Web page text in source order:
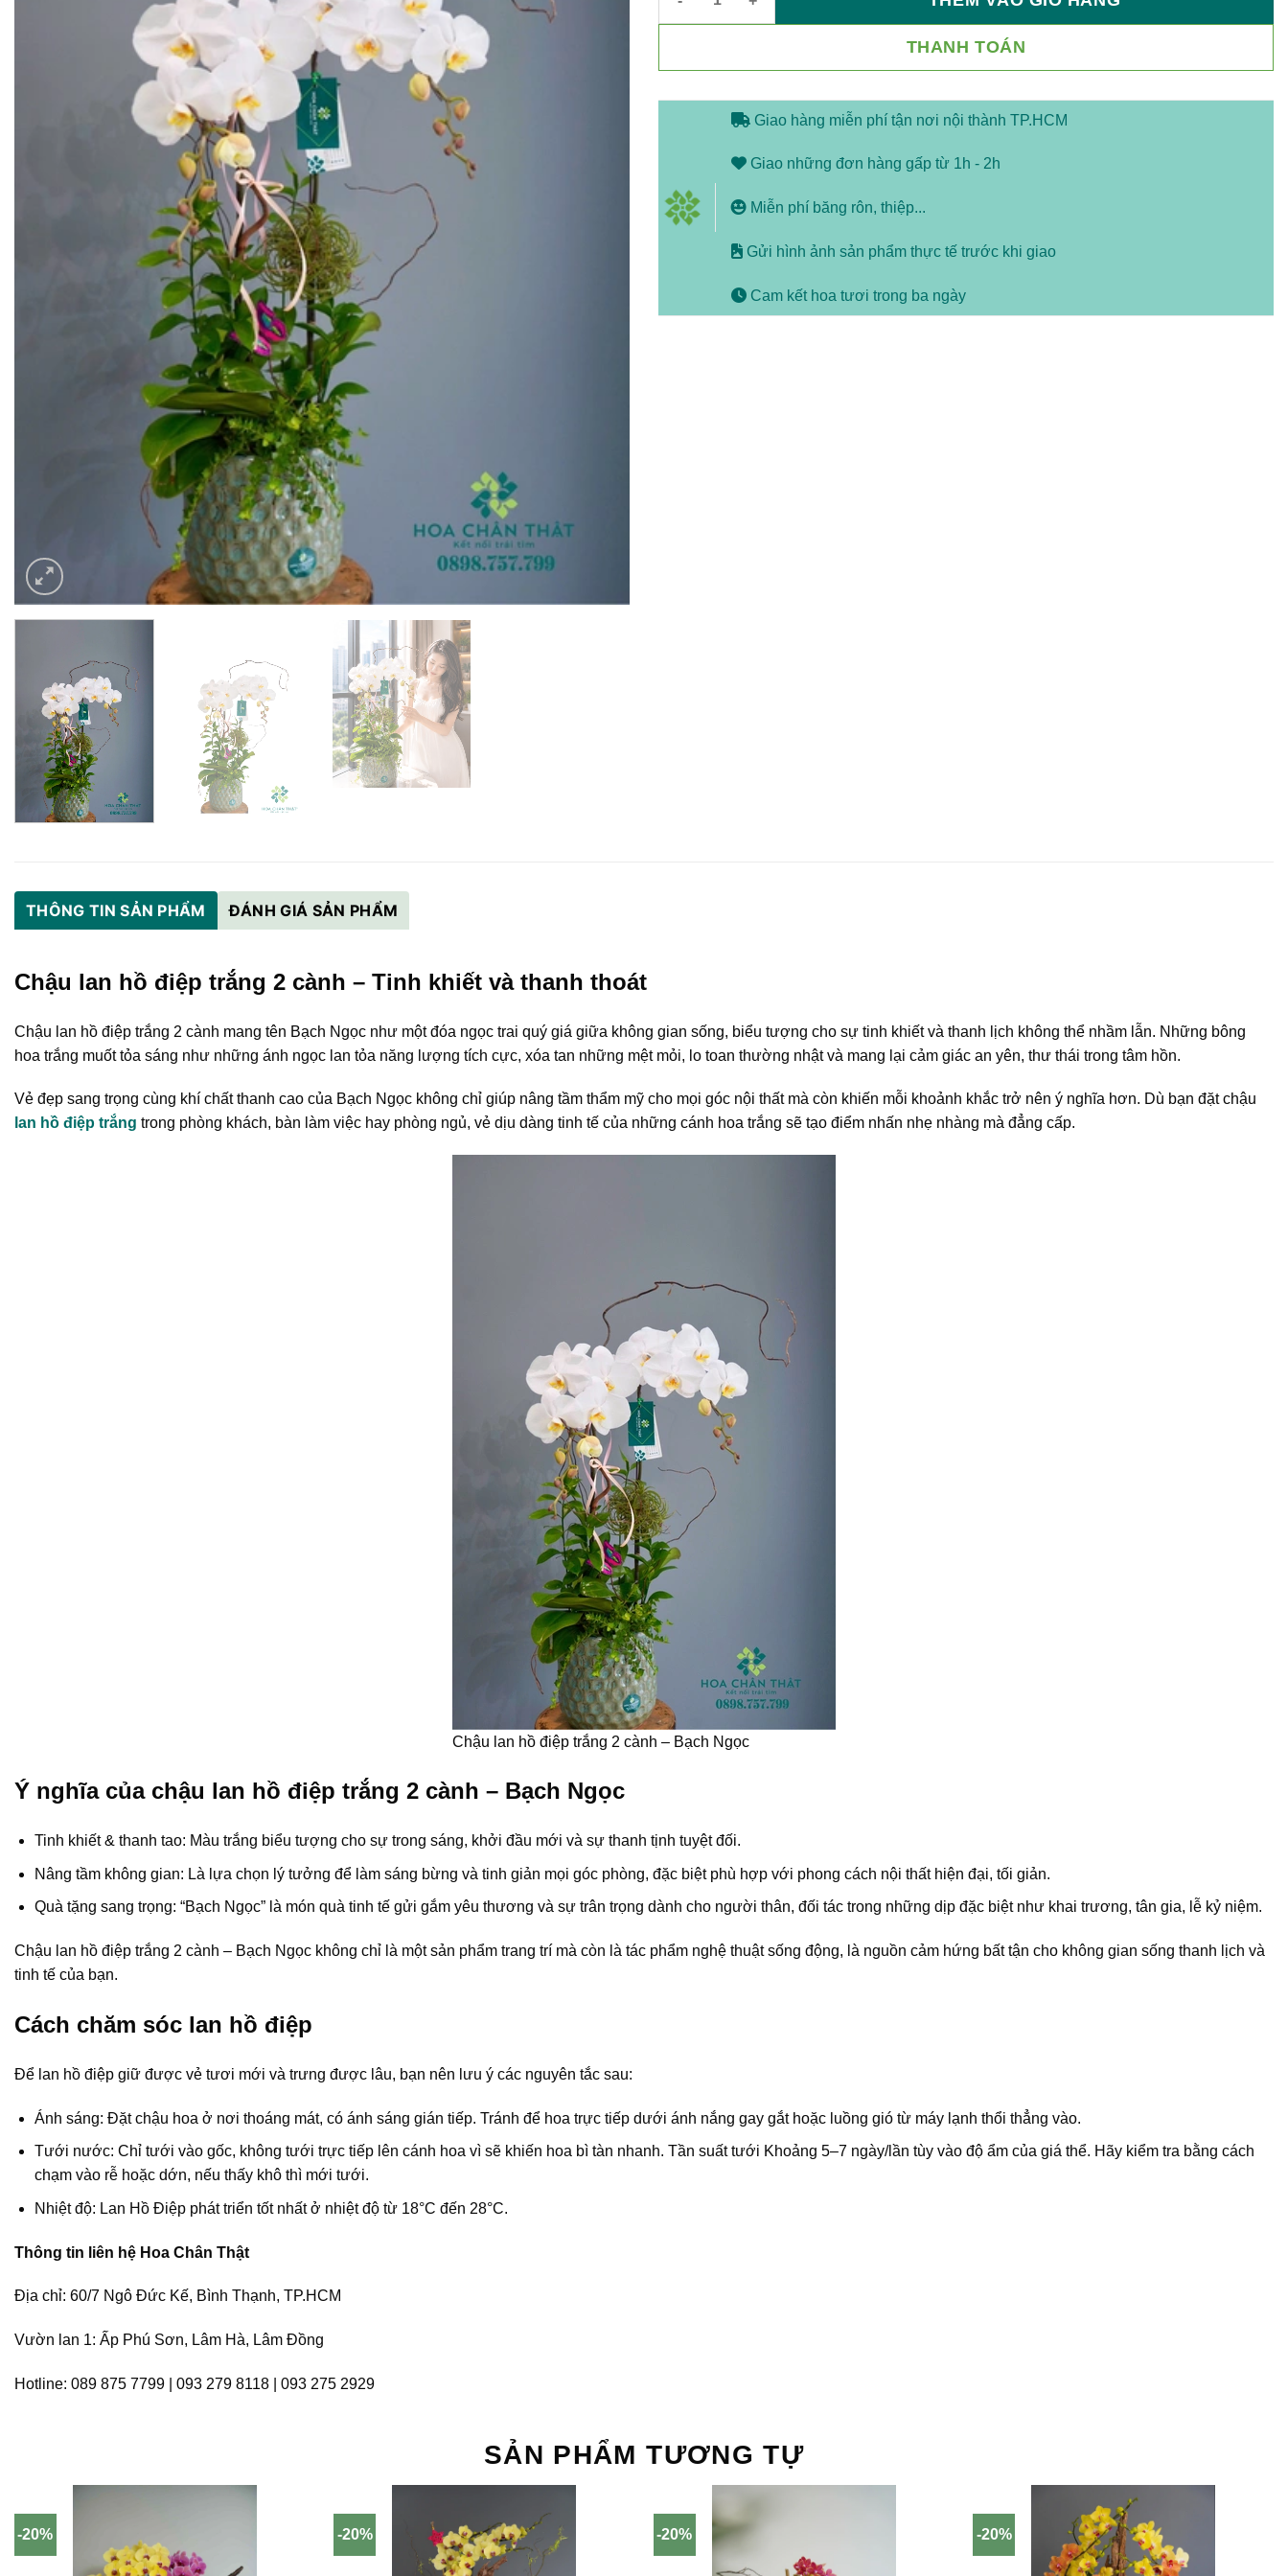
Chậu lan hồ điệp trắng 2 cành - Bạch Ngọc số lượng
THANH TOÁN
Giao hàng miễn phí tận nơi nội thành TP.HCM
Giao những đơn hàng gấp từ 1h - 2h
Miễn phí băng rôn, thiệp...
Gửi hình ảnh sản phẩm thực tế trước khi giao
Cam kết hoa tươi trong ba ngày
THÔNG TIN SẢN PHẨM ĐÁNH GIÁ SẢN PHẨM
Chậu lan hồ điệp trắng 2 cành – Tinh khiết và thanh thoát
Chậu lan hồ điệp trắng 2 cành mang tên Bạch Ngọc như một đóa ngọc trai quý giá giữa không gian sống, biểu tượng cho sự tinh khiết và thanh lịch không thể nhầm lẫn. Những bông
hoa trắng muốt tỏa sáng như những ánh ngọc lan tỏa năng lượng tích cực, xóa tan những mệt mỏi, lo toan thường nhật và mang lại cảm giác an yên, thư thái trong tâm hồn.
Vẻ đẹp sang trọng cùng khí chất thanh cao của Bạch Ngọc không chỉ giúp nâng tầm thẩm mỹ cho mọi góc nội thất mà còn khiến mỗi khoảnh khắc trở nên ý nghĩa hơn. Dù bạn đặt chậu
lan hồ điệp trắng trong phòng khách, bàn làm việc hay phòng ngủ, vẻ dịu dàng tinh tế của những cánh hoa trắng sẽ tạo điểm nhấn nhẹ nhàng mà đẳng cấp.
Chậu lan hồ điệp trắng 2 cành – Bạch Ngọc
Ý nghĩa của chậu lan hồ điệp trắng 2 cành – Bạch Ngọc
Tinh khiết & thanh tao: Màu trắng biểu tượng cho sự trong sáng, khởi đầu mới và sự thanh tịnh tuyệt đối.
Nâng tầm không gian: Là lựa chọn lý tưởng để làm sáng bừng và tinh giản mọi góc phòng, đặc biệt phù hợp với phong cách nội thất hiện đại, tối giản.
Quà tặng sang trọng: “Bạch Ngọc” là món quà tinh tế gửi gắm yêu thương và sự trân trọng dành cho người thân, đối tác trong những dịp đặc biệt như khai trương, tân gia, lễ kỷ niệm.
Chậu lan hồ điệp trắng 2 cành – Bạch Ngọc không chỉ là một sản phẩm trang trí mà còn là tác phẩm nghệ thuật sống động, là nguồn cảm hứng bất tận cho không gian sống thanh lịch và
tinh tế của bạn.
Cách chăm sóc lan hồ điệp
Để lan hồ điệp giữ được vẻ tươi mới và trưng được lâu, bạn nên lưu ý các nguyên tắc sau:
Ánh sáng: Đặt chậu hoa ở nơi thoáng mát, có ánh sáng gián tiếp. Tránh để hoa trực tiếp dưới ánh nắng gay gắt hoặc luồng gió từ máy lạnh thổi thẳng vào.
Tưới nước: Chỉ tưới vào gốc, không tưới trực tiếp lên cánh hoa vì sẽ khiến hoa bì tàn nhanh. Tần suất tưới Khoảng 5–7 ngày/lần tùy vào độ ẩm của giá thể. Hãy kiểm tra bằng cách
chạm vào rễ hoặc dớn, nếu thấy khô thì mới tưới.
Nhiệt độ: Lan Hồ Điệp phát triển tốt nhất ở nhiệt độ từ 18°C đến 28°C.
Thông tin liên hệ Hoa Chân Thật
Địa chỉ: 60/7 Ngô Đức Kế, Bình Thạnh, TP.HCM
Vườn lan 1: Ấp Phú Sơn, Lâm Hà, Lâm Đồng
Hotline: 089 875 7799 | 093 279 8118 | 093 275 2929
SẢN PHẨM TƯƠNG TỰ
-20% -20% -20% -20%